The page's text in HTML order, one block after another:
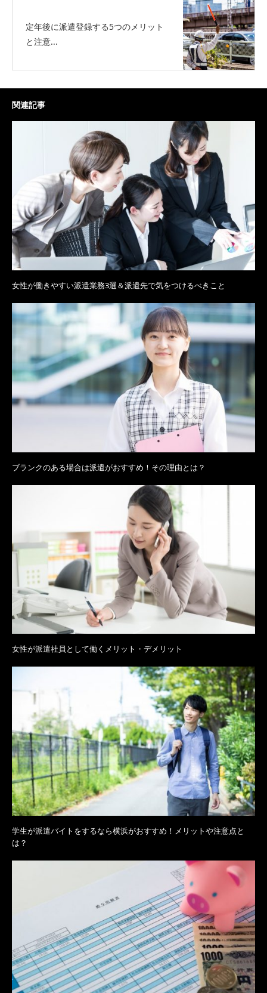
定年後に派遣登録する5つのメリット
と注意...
関連記事
女性が働きやすい派遣業務3選＆派遣先で気をつけるべきこと
ブランクのある場合は派遣がおすすめ！その理由とは？
女性が派遣社員として働くメリット・デメリット
学生が派遣バイトをするなら横浜がおすすめ！メリットや注意点と
は？